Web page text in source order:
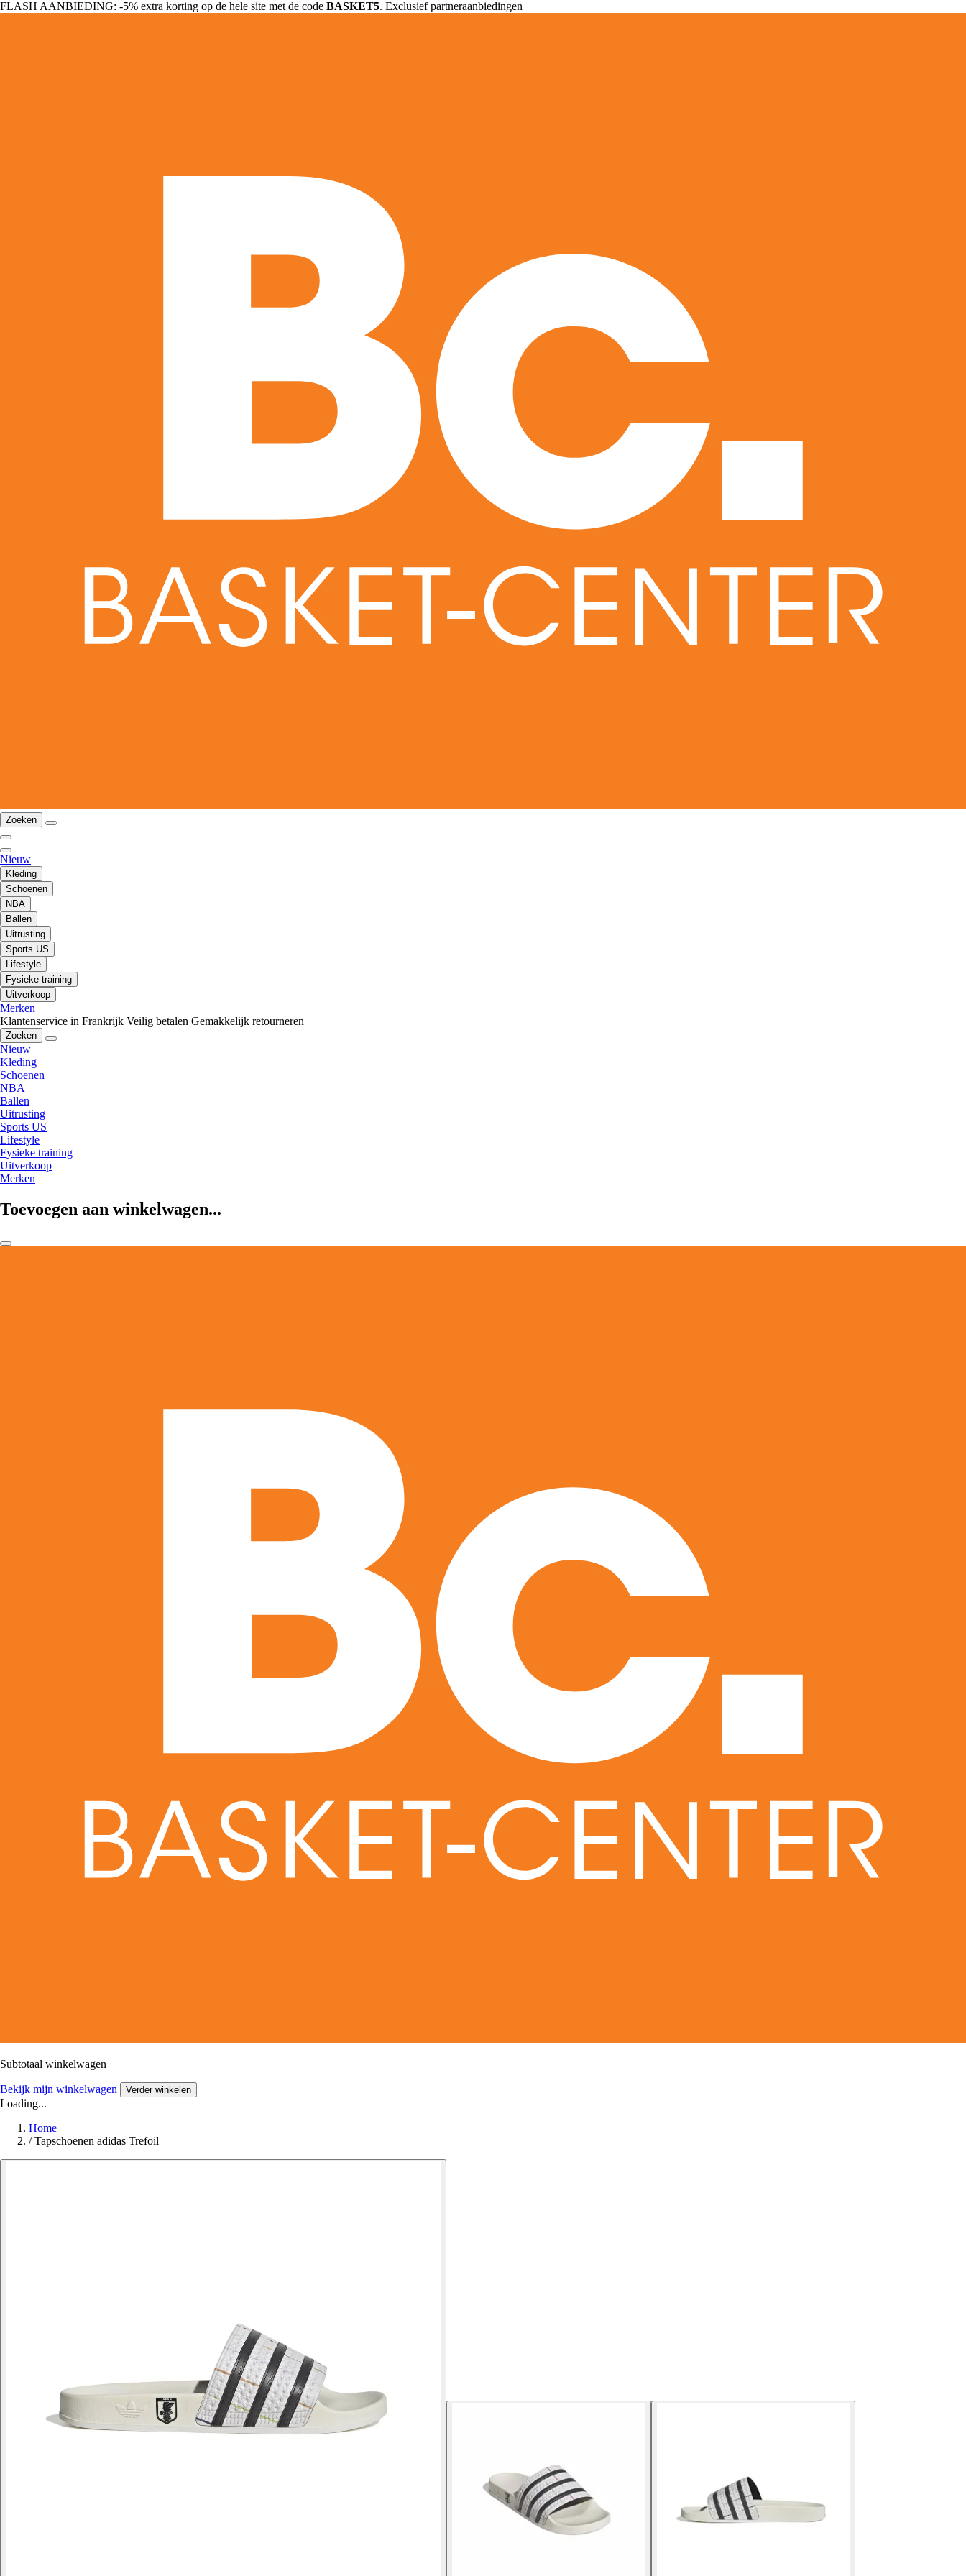
FLASH AANBIEDING: -5% extra korting op de hele site met de code BASKET5. Exclusief partneraanbiedingen
Zoeken
Nieuw
Kleding
Schoenen
NBA
Ballen
Uitrusting
Sports US
Lifestyle
Fysieke training
Uitverkoop
Merken
Klantenservice in Frankrijk Veilig betalen Gemakkelijk retourneren
Zoeken
Nieuw
Kleding
Schoenen
NBA
Ballen
Uitrusting
Sports US
Lifestyle
Fysieke training
Uitverkoop
Merken
Toevoegen aan winkelwagen...
Subtotaal winkelwagen
Bekijk mijn winkelwagen Verder winkelen
Loading...
Home
/ Tapschoenen adidas Trefoil